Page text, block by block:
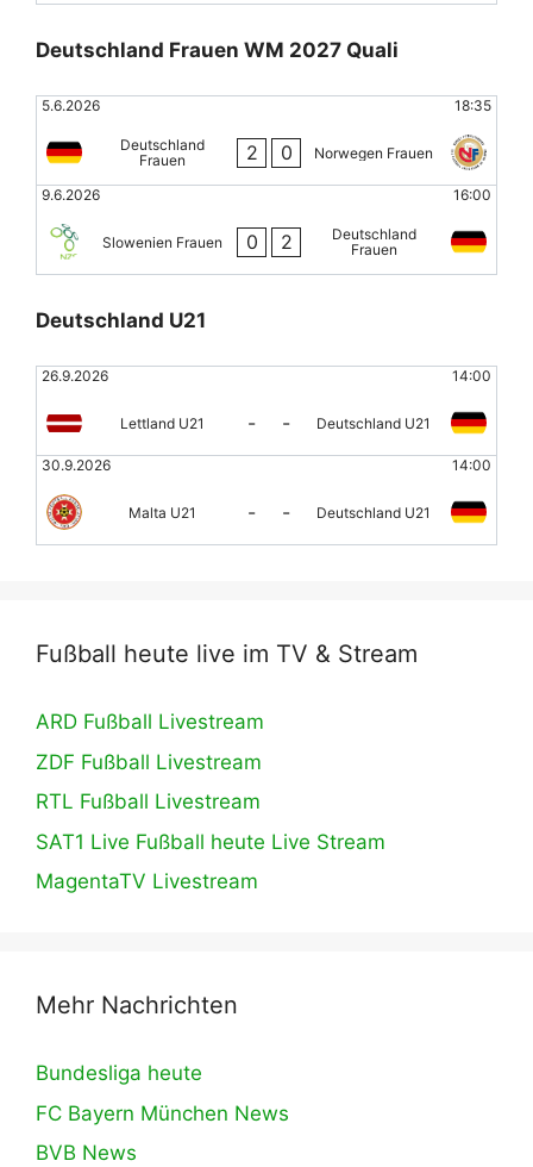
Deutschland Frauen WM 2027 Quali
5.6.2026 18:35
Deutschland
Frauen
2 0 Norwegen Frauen
9.6.2026 16:00
Slowenien Frauen 0 2
Deutschland
Frauen
Deutschland U21
26.9.2026 14:00
Lettland U21 - - Deutschland U21
30.9.2026 14:00
Malta U21 - - Deutschland U21
Fußball heute live im TV & Stream
ARD Fußball Livestream
ZDF Fußball Livestream
RTL Fußball Livestream
SAT1 Live Fußball heute Live Stream
MagentaTV Livestream
Mehr Nachrichten
Bundesliga heute
FC Bayern München News
BVB News